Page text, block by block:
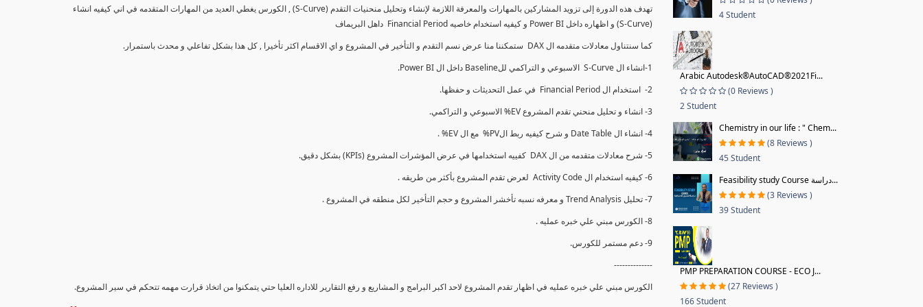
تهدف هذه الدورة إلى تزويد المشاركين بالمهارات والمعرفة اللازمة لإنشاء وتحليل منحنيات التقدم (S-Curve) , الكورس يغطي العديد من المهارات المتقدمه في اني كيفيه انشاء
(S-Curve) و اظهاره داخل Power BI و كيفيه استخدام خاصيه Financial Period داهل البريماف
كما سنتناول معادلات متقدمه ال DAX ستمكننا منا عرض نسم التقدم و التأخير في المشروع و اي الاقسام اكثر تأخيرا , كل هذا بشكل تفاعلي و محدث باستمرار.
1-انشاء ال S-Curve الاسبوعي و التراكمي للBaseline داخل ال Power BI.
2- استخدام ال Financial Period في عمل التحديثات و حفظها.
3- انشاء و تحليل منحني تقدم المشروع EV% الاسبوعي و التراكمي.
4- انشاء ال Date Table و شرح كيفيه ربط الPV% مع ال EV% .
5- شرح معادلات متقدمه من ال DAX كفييه استخدامها في عرض المؤشرات المشروع (KPIs) بشكل دقيق.
6- كيفيه استخدام ال Activity Code لعرض تقدم المشروع بأكثر من طريقه .
7- تحليل Trend Analysis و معرفه نسبه تأخشر المشروع و حجم التأخير لكل منطقه في المشروع .
8- الكورس مبني علي خبره عمليه .
9- دعم مستمر للكورس.
--------------
الكورس مبني علي خبره عمليه في اظهار تقدم المشروع لاحد اكبر البرامج و المشاريع و رفع التقارير للاداره العليا حتي يتمكنوا من اتخاذ قرارت مهمه تتحكم في سير المشروع.
4 Student
Arabic Autodesk®AutoCAD®2021Fi...
(0 Reviews )
2 Student
Chemistry in our life : " Chem...
(8 Reviews )
45 Student
Feasibility study Course دراسة...
(3 Reviews )
39 Student
PMP PREPARATION COURSE - ECO J...
(27 Reviews )
166 Student